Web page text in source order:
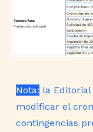
Nota: la Editorial
modificar el
contingencias